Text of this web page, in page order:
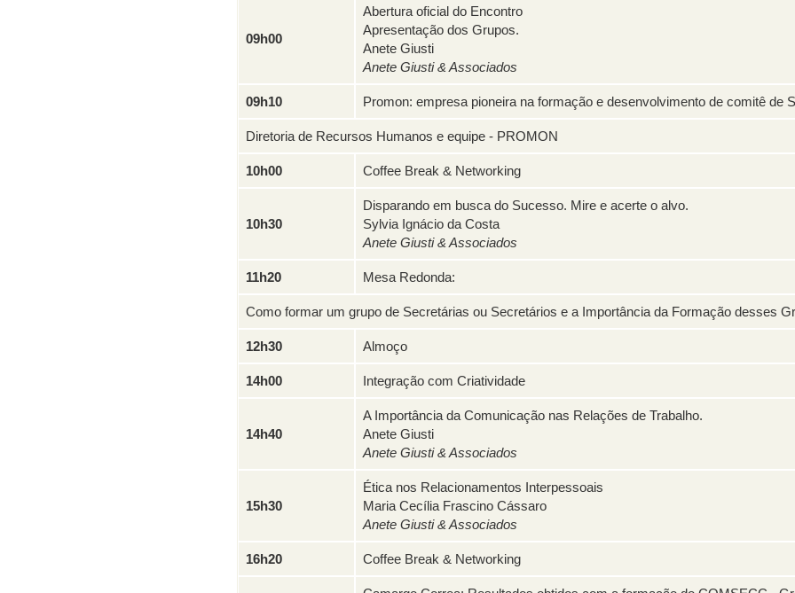
09h00
Abertura oficial do Encontro
Apresentação dos Grupos.
Anete Giusti
Anete Giusti & Associados
09h10 Promon: empresa pioneira na formação e desenvolvimento de comitê de
Diretoria de Recursos Humanos e equipe - PROMON
10h00 Coffee Break & Networking
10h30
Disparando em busca do Sucesso. Mire e acerte o alvo.
Sylvia Ignácio da Costa
Anete Giusti & Associados
11h20 Mesa Redonda:
Como formar um grupo de Secretárias ou Secretários e a Importância da Formação desses
12h30 Almoço
14h00 Integração com Criatividade
14h40
A Importância da Comunicação nas Relações de Trabalho.
Anete Giusti
Anete Giusti & Associados
15h30
Ética nos Relacionamentos Interpessoais
Maria Cecília Frascino Cássaro
Anete Giusti & Associados
16h20 Coffee Break & Networking